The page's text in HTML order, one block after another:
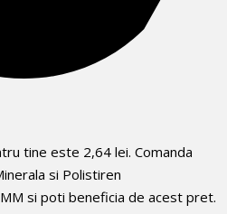
tine este 2,64 lei. Comanda
si Polistiren
si poti beneficia de acest pret.